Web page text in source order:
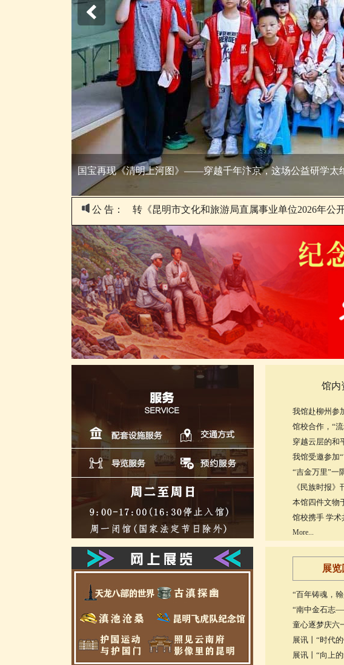
展2026年全市文博系统消防安全培训
公 告： 转《昆明市文化和旅游局直属事业单位2026年公
馆内
我馆赴柳州参
馆校合作，“
穿越云层的和
我馆受邀参加
“吉金万里”一
《民族时报
本馆四件文物
馆校携手 学
More...
展
“百年铸魂，
“南中金石志
童心逐梦庆六
展讯丨“时代
展讯丨“向上